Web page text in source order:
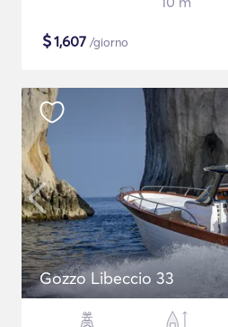
$1,607 /giorno
Gozzo Libeccio 33